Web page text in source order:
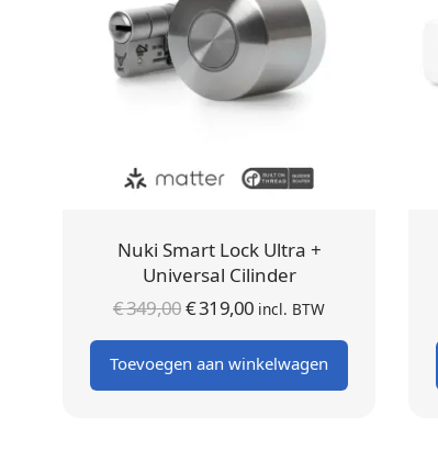
Nuki Smart Lock Ultra +
Universal Cilinder
€349,00Oorspronkelijke
prijs was:
€ 349,00.
€319,00 Huidige
prijs is:
€ 319,00.
incl. BTW
Toevoegen aan winkelwagen